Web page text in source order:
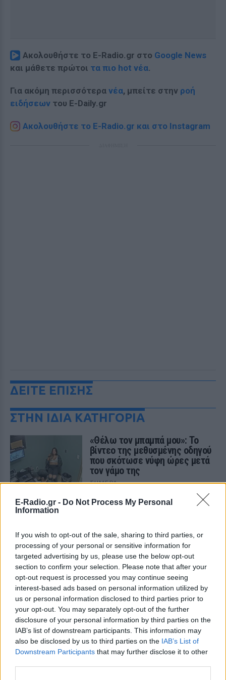
E-Radio.gr - Do Not Process My Personal
Information
If you wish to opt-out of the sale, sharing to third parties, or
processing of your personal or sensitive information for
targeted advertising by us, please use the below opt-out
section to confirm your selection. Please note that after your
opt-out request is processed you may continue seeing
interest-based ads based on personal information utilized by
us or personal information disclosed to third parties prior to
your opt-out. You may separately opt-out of the further
disclosure of your personal information by third parties on the
IAB’s list of downstream participants. This information may
also be disclosed by us to third parties on the IAB’s List of
Downstream Participants that may further disclose it to other
Ακολουθήστε το E-Radio.gr στο Google News
και μάθετε πρώτοι τα πιο hot νέα.
Για ακόμη περισσότερα νέα, μπείτε στην ροή
ειδήσεων του E-Daily.gr
Ακολουθήστε το E-Radio.gr και στο Instagram
ΔΕΙΤΕ ΕΠΙΣΗΣ
ΣΤΗΝ ΙΔΙΑ ΚΑΤΗΓΟΡΙΑ
«Θέλω τον μπαμπά μου»: Το
βίντεο της μεθυσμένης οδηγού
που σκότωσε νύφη ώρες μετά
τον γάμο της
ΣΉΜΕΡΑ
Η Jamie Lee Komoroski, με αλκοόλ
τριπλάσιο του νόμιμου ορίου, έπεσε
συμπεριφορά της λίγο μετά τη μοιραία
σύγκρουση
Τροχαίο στις Σέρρες: «Έχασα τη
γυναίκα και το παιδί μου, τα
έχασα όλα» ‑ Ο πόνος του
πατέρα
Μητέρα 43 ετών και ο 21χρονος γιος της
σκοτώθηκαν σε μετωπική σύγκρουση με
φορτηγό στην επαρχιακή οδό Αμφίπολης
– Δράμας, κοντά στην Παλαιοκώμη.
Θεσσαλονίκης: Έσπασαν το